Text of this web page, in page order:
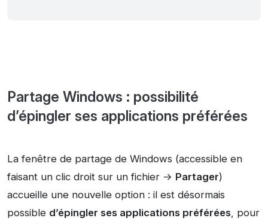
Partage Windows : possibilité
d’épingler ses applications préférées
La fenêtre de partage de Windows (accessible en
faisant un clic droit sur un fichier -> Partager)
accueille une nouvelle option : il est désormais
possible d’épingler ses applications préférées, pour